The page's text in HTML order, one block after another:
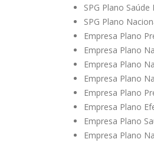
SPG Plano Saúde
SPG Plano
Empresa Plano
Empresa Plano
Empresa Plano
Empresa Plano
Empresa Plano
Empresa Plano
Empresa Plano
Empresa Plano